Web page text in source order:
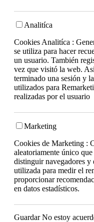
Analitíca
Cookies Analitíca :
se utiliza para hacer
un usuario. También
vez que visitó la web.
terminado una sesión y
utilizados para
realizadas por el usuario
Marketing
Cookies de Marketing :
aleatoriamente único
distinguir navegadores
utilizada para medir el
proporcionar
en datos estadísticos.
GuardarNo estoy